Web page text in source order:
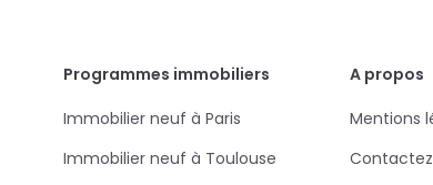
Programmes immobiliers
Immobilier neuf à Paris
Immobilier neuf à Toulouse
A propos
Mentions